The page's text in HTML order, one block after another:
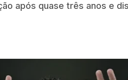
após quase três anos e